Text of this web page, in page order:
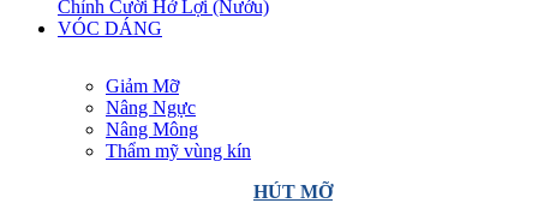
Chỉnh Cười Hở Lợi (Nướu)
VÓC DÁNG
Giảm Mỡ
Nâng Ngực
Nâng Mông
Thẩm mỹ vùng kín
HÚT MỠ